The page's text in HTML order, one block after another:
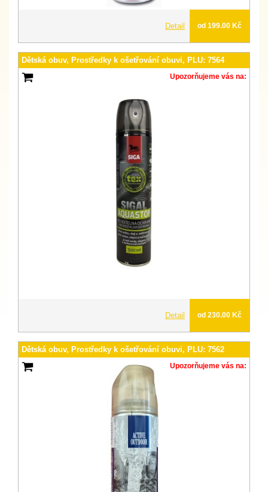
Detail od 199.00 Kč
Dětská obuv, Prostředky k ošetřování obuvi, PLU: 7564
Upozorňujeme vás na:
Detail od 230.00 Kč
Dětská obuv, Prostředky k ošetřování obuvi, PLU: 7562
Upozorňujeme vás na: